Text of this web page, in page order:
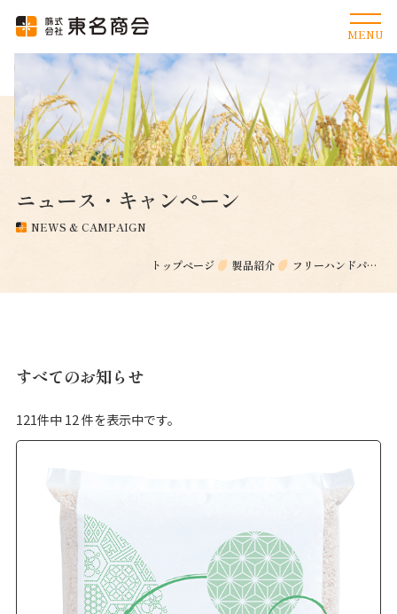
ニュース・キャンペーン
NEWS & CAMPAIGN
トップページ 製品紹介 フリーハンドパックベースデザイン米袋
すべてのお知らせ
121件中 12件を表示中です。